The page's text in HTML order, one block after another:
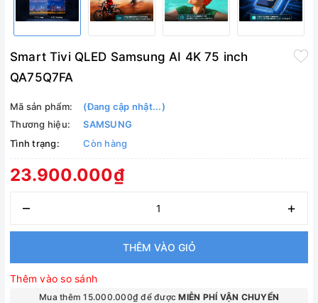
Smart Tivi QLED Samsung AI 4K 75 inch
QA75Q7FA
Mã sản phẩm:
(Đang cập nhật...)
Thương hiệu:
SAMSUNG
Tình trạng:
Còn hàng
23.900.000₫
– +
THÊM VÀO GIỎ
Thêm vào so sánh
Mua thêm 15.000.000₫ để đượcMIỄN PHÍ VẬN CHUYỂN